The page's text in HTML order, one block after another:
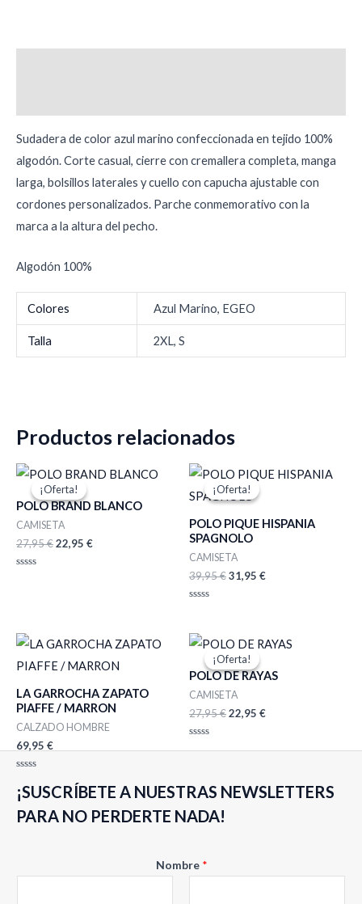
Sudadera de color azul marino confeccionada en tejido 100%
algodón. Corte casual, cierre con cremallera completa, manga
larga, bolsillos laterales y cuello con capucha ajustable con
cordones personalizados. Parche conmemorativo con la
marca a la altura del pecho.
Algodón 100%
Colores Azul Marino, EGEO
Talla 2XL, S
Productos relacionados
¡Oferta!
¡Oferta!
POLO BRAND BLANCO
CAMISETA
27,95€
El
precio
original
era:
27,95 €.
22,95 €
El
precio
es:
¡Oferta!
¡Oferta!
POLO PIQUE HISPANIA
SPAGNOLO
CAMISETA
39,95€
El
precio
original
39,95 €.
31,95 €
El
precio
31,95 €.
de
5
LA GARROCHA ZAPATO
PIAFFE / MARRON
CALZADO HOMBRE
69,95 €
con
0
5
¡Oferta!
¡Oferta!
POLO DE RAYAS
CAMISETA
27,95€
El
precio
original
era:
27,95 €.
22,95 €
El
precio
es:
5
¡SUSCRÍBETE A NUESTRAS NEWSLETTERS
PARA NO PERDERTE NADA!
m
Nombre *